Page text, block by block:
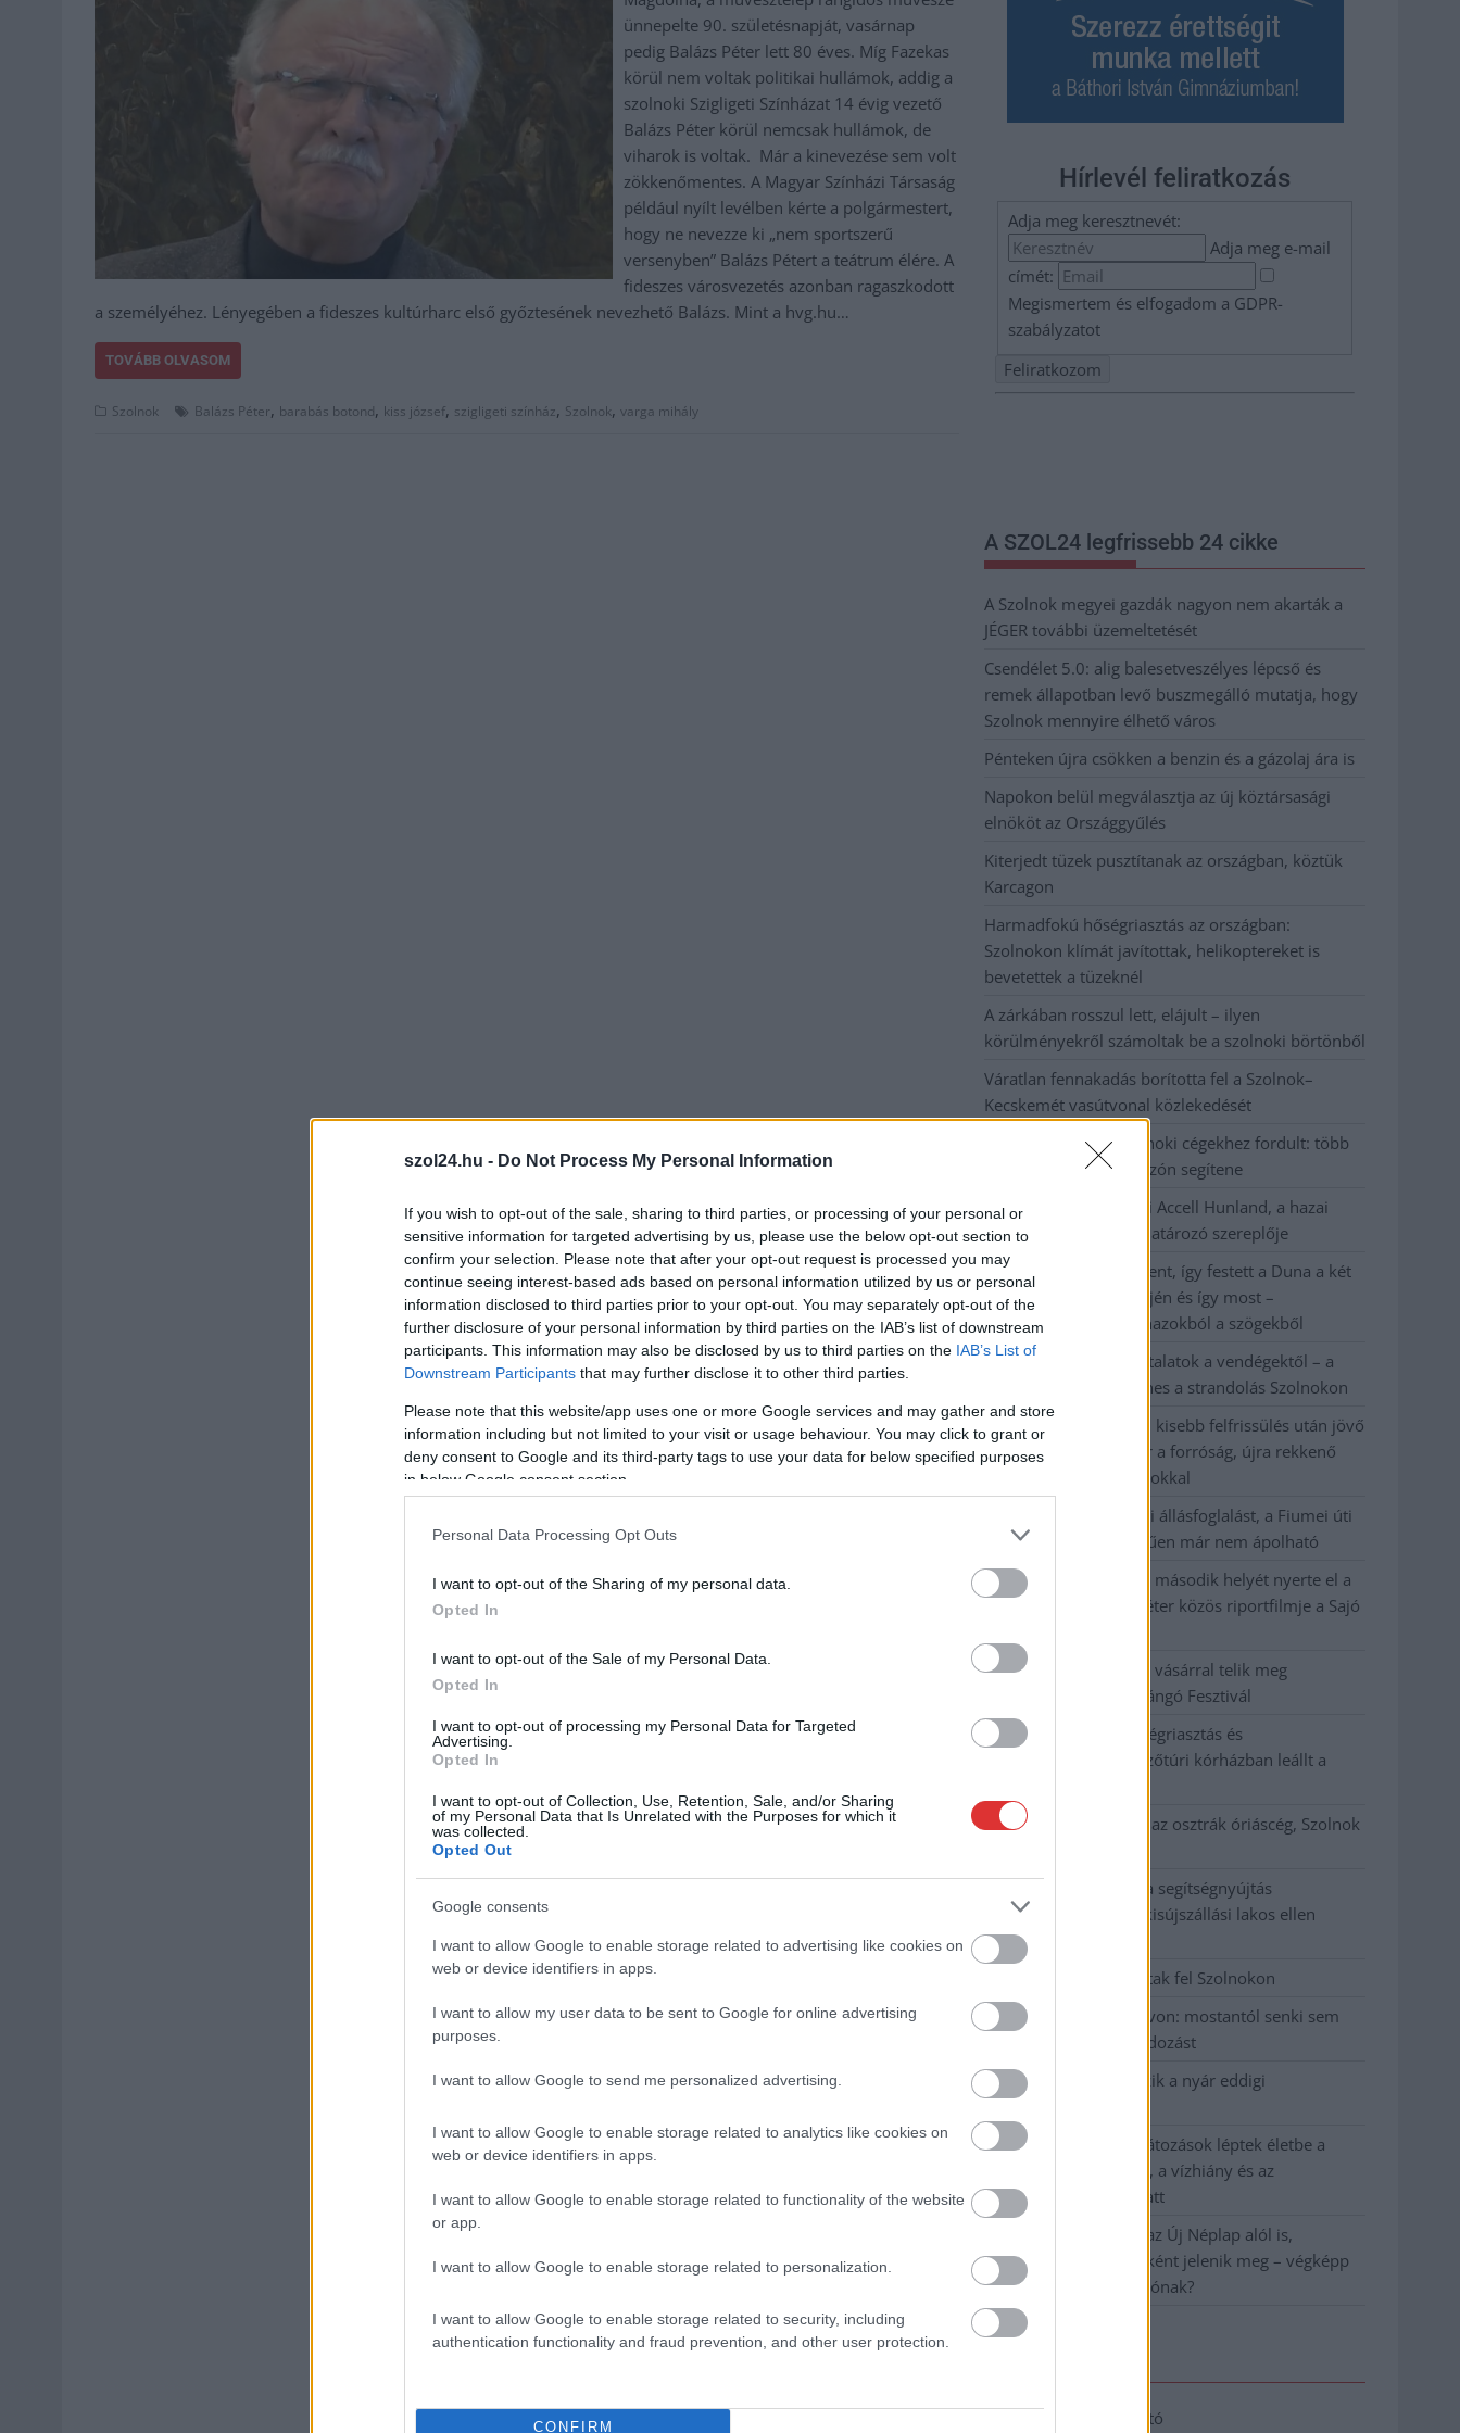
szol24.hu - Do Not Process My Personal Information
If you wish to opt-out of the sale, sharing to third parties, or processing of your personal or
sensitive information for targeted advertising by us, please use the below opt-out section to
confirm your selection. Please note that after your opt-out request is processed you may
continue seeing interest-based ads based on personal information utilized by us or personal
information disclosed to third parties prior to your opt-out. You may separately opt-out of the
further disclosure of your personal information by third parties on the IAB’s list of downstream
participants. This information may also be disclosed by us to third parties on the IAB’s List of
Downstream Participants that may further disclose it to other third parties.
Please note that this website/app uses one or more Google services and may gather and store
information including but not limited to your visit or usage behaviour. You may click to grant or
deny consent to Google and its third-party tags to use your data for below specified purposes
in below Google consent section.
Personal Data Processing Opt Outs
I want to opt-out of the Sharing of my personal data.
Opted In
I want to opt-out of the Sale of my Personal Data.
Opted In
I want to opt-out of processing my Personal Data for Targeted
Advertising.
Opted In
I want to opt-out of Collection, Use, Retention, Sale, and/or Sharing
of my Personal Data that Is Unrelated with the Purposes for which it
was collected.
Opted Out
Google consents
I want to allow Google to enable storage related to advertising like cookies on
web or device identifiers in apps.
I want to allow my user data to be sent to Google for online advertising
purposes.
I want to allow Google to send me personalized advertising.
I want to allow Google to enable storage related to analytics like cookies on
web or device identifiers in apps.
I want to allow Google to enable storage related to functionality of the website
or app.
I want to allow Google to enable storage related to personalization.
I want to allow Google to enable storage related to security, including
authentication functionality and fraud prevention, and other user protection.
CONFIRM
ünnepelte 90. születésnapját, vasárnap
pedig Balázs Péter lett 80 éves. Míg Fazekas
körül nem voltak politikai hullámok, addig a
szolnoki Szigligeti Színházat 14 évig vezető
Balázs Péter körül nemcsak hullámok, de
viharok is voltak. Már a kinevezése sem volt
zökkenőmentes. A Magyar Színházi Társaság
például nyílt levélben kérte a polgármestert,
hogy ne nevezze ki „nem sportszerű
versenyben” Balázs Pétert a teátrum élére. A
fideszes városvezetés azonban ragaszkodott
a személyéhez. Lényegében a fideszes kultúrharc első győztesének nevezhető Balázs. Mint a hvg.hu…
TOVÁBB OLVASOM
Szolnok Balázs Péter, barabás botond, kiss józsef, szigligeti színház, Szolnok, varga mihály
Hírlevél feliratkozás
Adja meg keresztnevét:
Adja meg e-mail
címét:
Megismertem és elfogadom a GDPR-
szabályzatot
A SZOL24 legfrissebb 24 cikke
A Szolnok megyei gazdák nagyon nem akarták a
JÉGER további üzemeltetését
Csendélet 5.0: alig balesetveszélyes lépcső és
remek állapotban levő buszmegálló mutatja, hogy
Szolnok mennyire élhető város
Pénteken újra csökken a benzin és a gázolaj ára is
Napokon belül megválasztja az új köztársasági
elnököt az Országgyűlés
Kiterjedt tüzek pusztítanak az országban, köztük
Karcagon
Harmadfokú hőségriasztás az országban:
Szolnokon klímát javítottak, helikoptereket is
bevetettek a tüzeknél
A zárkában rosszul lett, elájult – ilyen
körülményekről számoltak be a szolnoki börtönből
Váratlan fennakadás borította fel a Szolnok–
Kecskemét vasútvonal közlekedését
A polgármester a szolnoki cégekhez fordult: több
száz elbocsátott dolgozón segítene
Csődbe ment a tószegi Accell Hunland, a hazai
kerékpárgyártás meghatározó szereplője
Egyszer fent, egyszer lent, így festett a Duna a két
évvel ezelőtti árvíz idején és így most –
fotógyűjtemény ugyanazokból a szögekből
Ilyenek eddig a tapasztalatok a vendégektől – a
hőhullám miatt ingyenes a strandolás Szolnokon
Nem biztató: a hétvégi kisebb felfrissülés után jövő
héten megint visszatér a forróság, újra rekkenő
hőség jön, akár 38 fokokkal
Közzétették a szakértői állásfoglalást, a Fiumei úti
fák többsége szakszerűen már nem ápolható
A MÚOSZ sajtódíjának második helyét nyerte el a
Borsod24 és a Paraméter közös riportfilmje a Sajó
Tánccal, zeneszóval és vásárral telik meg
Jászberény, indul a Csángó Fesztivál
Meghosszabbított hőségriasztás és
vízkorlátozások, a mezőtúri kórházban leállt a
Átszervezi működését az osztrák óriáscég, Szolnok
Tragédiába torkollott a segítségnyújtás
elmulasztása, három kisújszállási lakos ellen
emeltek vádat
Hatalmas lángok csaptak fel Szolnokon
Vízitraffipax a Tisza-tavon: mostantól senki sem
úszhatja meg a száguldozást
Szolnokra is megérkezik a nyár eddigi
legkeményebb napja
Már Szolnokon is korlátozások léptek életbe a
tartós hatalmas hőség, a vízhiány és az
áramtakarékosság miatt
A NER kihúzta a talajt az Új Néplap alól is,
immáron csak hetilapként jelenik meg – végképp
vége a nyomtatott sajtónak?
Adatkezelési tájékoztató